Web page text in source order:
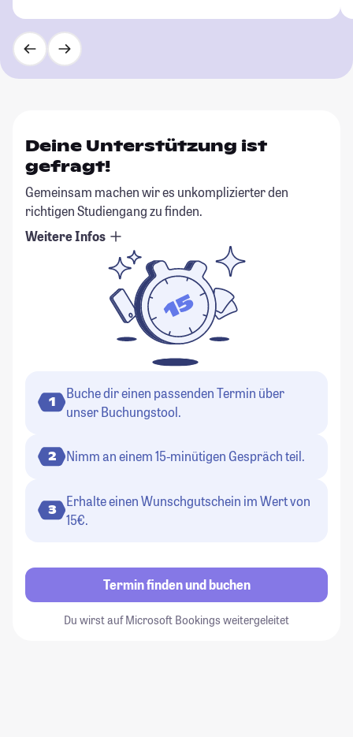
Deine Unterstützung ist
gefragt!
Gemeinsam machen wir es unkomplizierter den
richtigen Studiengang zu finden.
Weitere Infos
1
Buche dir einen passenden Termin über
unser Buchungstool.
2 Nimm an einem 15-minütigen Gespräch teil.
3
Erhalte einen Wunschgutschein im Wert von
15€.
Termin finden und buchen
Du wirst auf Microsoft Bookings weitergeleitet